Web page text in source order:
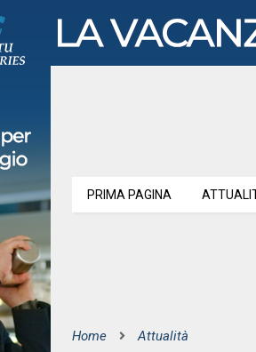
PRIMA PAGINA
Home Attualità